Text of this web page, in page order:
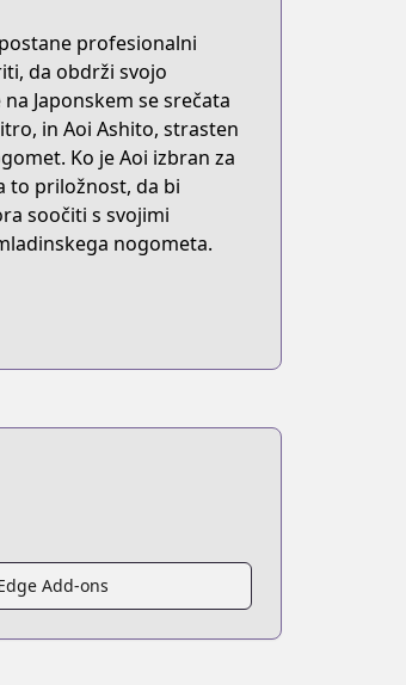
profesionalni
da obdrži svojo
Japonskem se srečata
in Aoi Ashito, strasten
Ko je Aoi izbran za
to priložnost, da bi
soočiti s svojimi
nogometa.
Add-ons